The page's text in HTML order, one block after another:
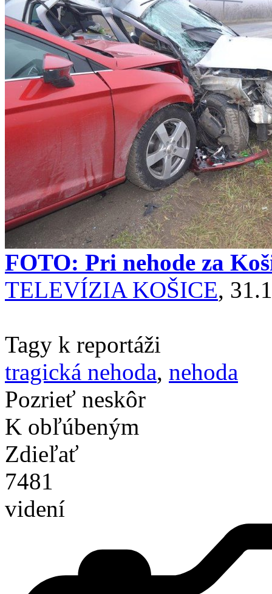
FOTO: Pri nehode za
TELEVÍZIA KOŠICE,
Tagy k reportáži
tragická nehoda, nehoda
Pozrieť neskôr
K obľúbeným
Zdieľať
7481
videní